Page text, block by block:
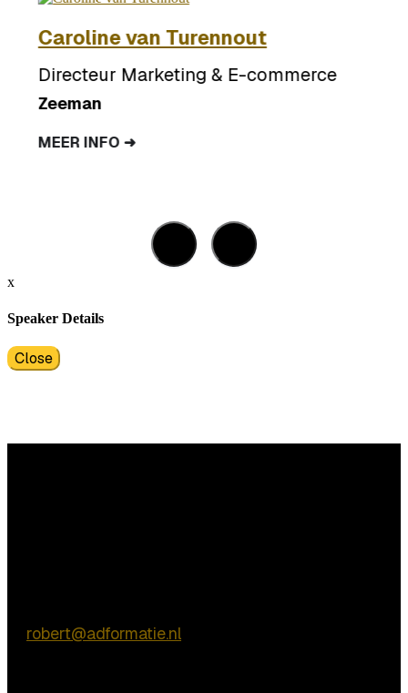
Caroline van Turennout
Directeur Marketing & E-commerce
Zeeman
MEER INFO ➜
x
Speaker Details
Close
robert@adformatie.nl